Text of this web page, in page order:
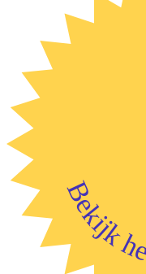
Bekijk